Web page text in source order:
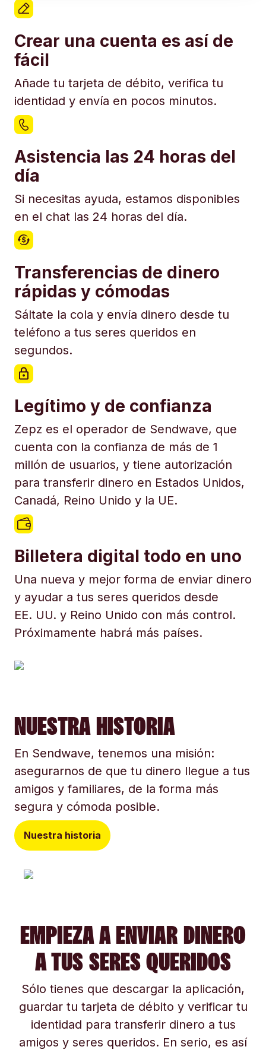
Crear una cuenta es así de
fácil
Añade tu tarjeta de débito, verifica tu
identidad y envía en pocos minutos.
Asistencia las 24 horas del
día
Si necesitas ayuda, estamos disponibles
en el chat las 24 horas del día.
Transferencias de dinero
rápidas y cómodas
Sáltate la cola y envía dinero desde tu
teléfono a tus seres queridos en
segundos.
Legítimo y de confianza
Zepz es el operador de Sendwave, que
cuenta con la confianza de más de 1
millón de usuarios, y tiene autorización
para transferir dinero en Estados Unidos,
Canadá, Reino Unido y la UE.
Billetera digital todo en uno
Una nueva y mejor forma de enviar dinero
y ayudar a tus seres queridos desde
EE. UU. y Reino Unido con más control.
Próximamente habrá más países.
NUESTRA HISTORIA
En Sendwave, tenemos una misión:
asegurarnos de que tu dinero llegue a tus
amigos y familiares, de la forma más
segura y cómoda posible.
Nuestra historia
EMPIEZA A ENVIAR DINERO
A TUS SERES QUERIDOS
Sólo tienes que descargar la aplicación,
guardar tu tarjeta de débito y verificar tu
identidad para transferir dinero a tus
amigos y seres queridos. En serio, es así